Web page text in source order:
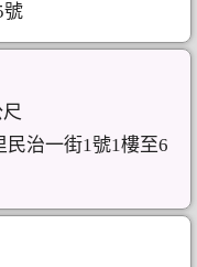
號
治一街1號1樓至6